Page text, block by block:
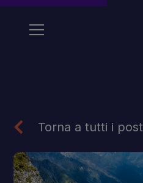
Torna a tutti i post